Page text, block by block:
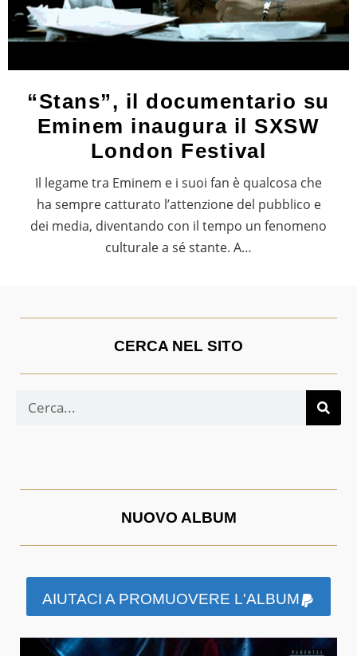
“Stans”, il documentario su
Eminem inaugura il SXSW
London Festival
Il legame tra Eminem e i suoi fan è qualcosa che
ha sempre catturato l’attenzione del pubblico e
dei media, diventando con il tempo un fenomeno
culturale a sé stante. A…
CERCA NEL SITO
NUOVO ALBUM
AIUTACI A PROMUOVERE L'ALBUM